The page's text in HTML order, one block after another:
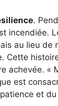
.
incendiée.
au lieu de
achevée. «
est
et